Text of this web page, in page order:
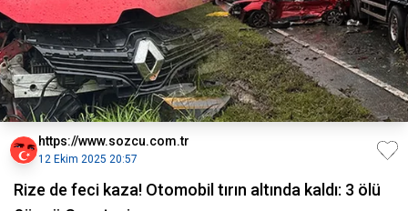
https://www.sozcu.com.tr
12 Ekim 2025 20:57
Rize de feci kaza! Otomobil tırın altında kaldı: 3 ölü